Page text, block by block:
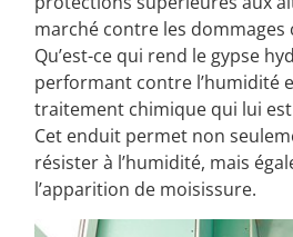
protections supérieures aux
marché contre les dommages
Qu’est-ce qui rend le gypse
performant contre l’humidité et
traitement chimique qui lui est
Cet enduit permet non
résister à l’humidité, mais